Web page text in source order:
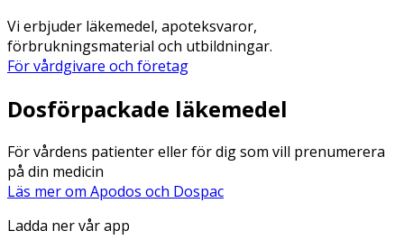
Vi erbjuder läkemedel, apoteksvaror,
förbrukningsmaterial och utbildningar.
För vårdgivare och företag
Dosförpackade läkemedel
För vårdens patienter eller för dig som vill prenumerera
på din medicin
Läs mer om Apodos och Dospac
Ladda ner vår app